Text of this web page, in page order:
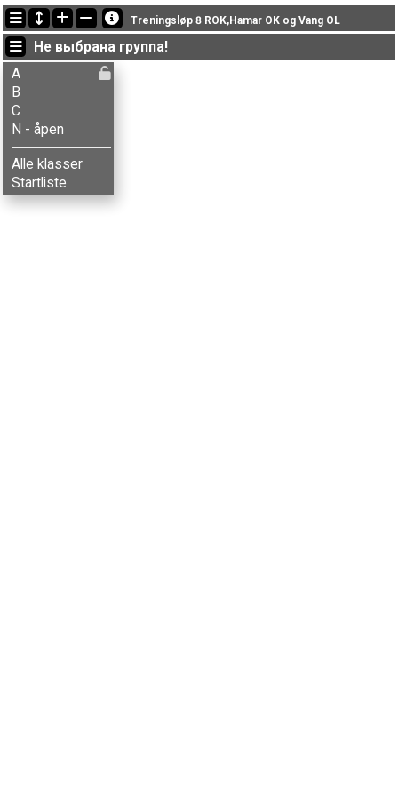
Последние обновления
19:45:20: Elise L-Feiring (B) финишировал с результатом 32:36 (3)
19:40:16: Anne M. Bordal (A) финишировал с результатом 35:22 (11)
19:36:40: Mette Nybakken (B) финишировал с результатом 39:39 (5)
Treningsløp 8 ROK,Hamar OK og Vang OL
Не выбрана группа!
A
B
C
N - åpen
Alle klasser
Startliste